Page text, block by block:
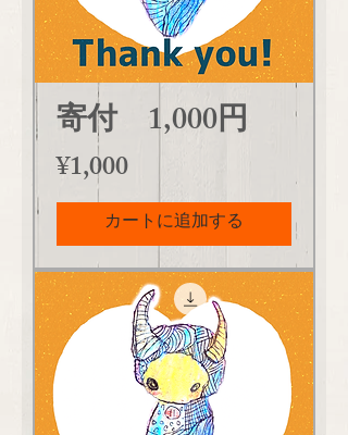
寄付 1,000円
価格
¥1,000
カートに追加する